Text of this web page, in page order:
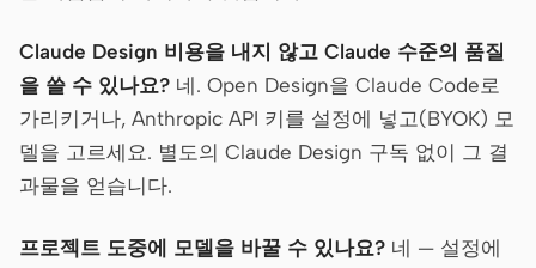
Claude Design 비용을 내지 않고 Claude 수준의 품질
을 쓸 수 있나요? 네. Open Design을 Claude Code로
가리키거나, Anthropic API 키를 설정에 넣고(BYOK) 모
델을 고르세요. 별도의 Claude Design 구독 없이 그 결
과물을 얻습니다.
프로젝트 도중에 모델을 바꿀 수 있나요? 네 — 설정에